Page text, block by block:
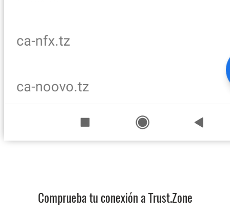
Comprueba tu conexión a Trust.Zone